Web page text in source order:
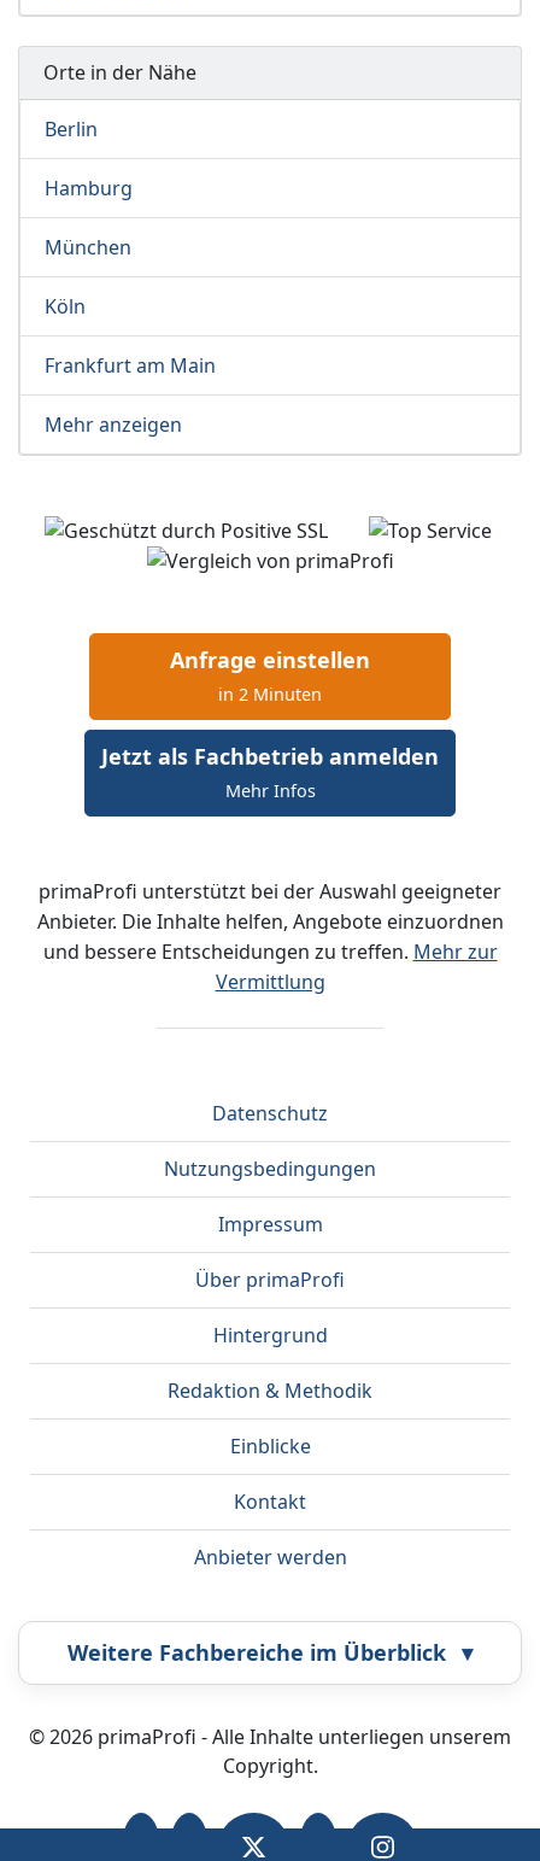
Orte in der Nähe
Berlin
Hamburg
München
Köln
Frankfurt am Main
Mehr anzeigen
Anfrage einstellen
in 2 Minuten
Jetzt als Fachbetrieb anmelden
Mehr Infos
primaProfi unterstützt bei der Auswahl geeigneter
Anbieter. Die Inhalte helfen, Angebote einzuordnen
und bessere Entscheidungen zu treffen. Mehr zur
Vermittlung
Datenschutz
Nutzungsbedingungen
Impressum
Über primaProfi
Hintergrund
Redaktion & Methodik
Einblicke
Kontakt
Anbieter werden
Weitere Fachbereiche im Überblick ▾
Airbrush Bestatter
Callcenter Coaching
© 2026 primaProfi - Alle Inhalte unterliegen unserem
Copyright.